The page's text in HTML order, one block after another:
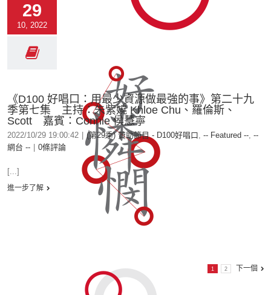
29
10, 2022
《D100 好唱口：用最少資源做最強的事》第二十九
季第七集 主持：朱紫嬈 Khloe Chu、羅倫斯、
Scott 嘉賓：Connie 侯慧寧
2022/10/29 19:00:42 (第29季) 贊助節目 - D100好唱口, -- Featured --, --
網台 --
0條評論
[...]
進一步了解
1 2 下一個